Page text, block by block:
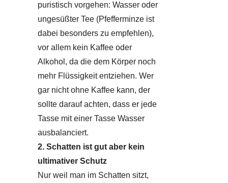
puristisch vorgehen: Wasser oder
ungesüßter Tee (Pfefferminze ist
dabei besonders zu empfehlen),
vor allem kein Kaffee oder
Alkohol, da die dem Körper noch
mehr Flüssigkeit entziehen. Wer
gar nicht ohne Kaffee kann, der
sollte darauf achten, dass er jede
Tasse mit einer Tasse Wasser
ausbalanciert.
2. Schatten ist gut aber kein
ultimativer Schutz
Nur weil man im Schatten sitzt,